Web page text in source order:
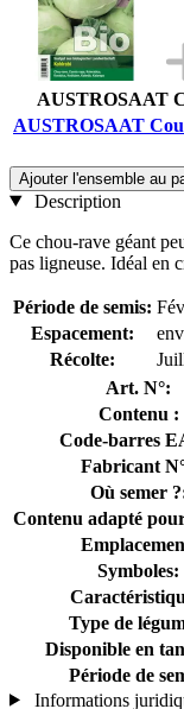
AUSTROSAAT
AUSTROSAAT
Ajouter l'ensemble au
Description
Ce chou-rave géant
pas ligneuse. Idéal en
Période de semis:
Espacement:
Récolte:
Art. N°:
Contenu :
Code-barres
Fabricant
Où semer
Contenu adapté
Symboles:
Type de
Disponible en
Période de
Informations